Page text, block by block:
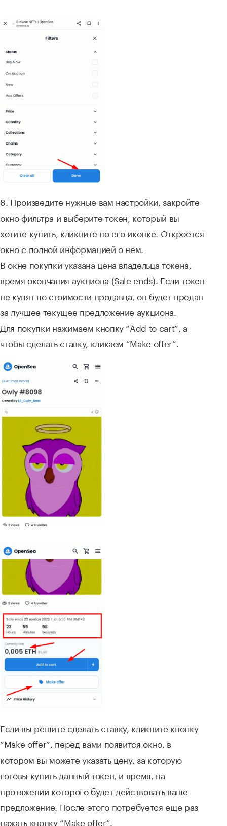
8. Произведите нужные вам настройки, закройте
окно фильтра и выберите токен, который вы
хотите купить, кликните по его иконке. Откроется
окно с полной информацией о нем.
В окне покупки указана цена владельца токена,
время окончания аукциона (Sale ends). Если токен
не купят по стоимости продавца, он будет продан
за лучшее текущее предложение аукциона.
Для покупки нажимаем кнопку “Add to cart”, а
чтобы сделать ставку, кликаем “Make offer”.
Если вы решите сделать ставку, кликните кнопку
“Make offer”, перед вами появится окно, в
котором вы можете указать цену, за которую
готовы купить данный токен, и время, на
протяжении которого будет действовать ваше
предложение. После этого потребуется еще раз
нажать кнопку “Make offer”.